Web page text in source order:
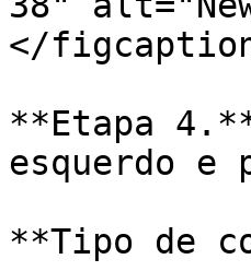
</
**Etapa
esquerdo e
**Tipo de